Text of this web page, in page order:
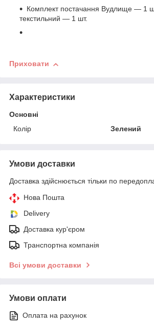
Комплект постачання Вудлище — 1
текстильний — 1 шт.
Приховати
Характеристики
Основні
Колір
Зелений
Умови доставки
Доставка здійснюється тільки по
Нова Пошта
Delivery
Доставка кур'єром
Транспортна компанія
Всі умови доставки
Умови оплати
Оплата на рахунок